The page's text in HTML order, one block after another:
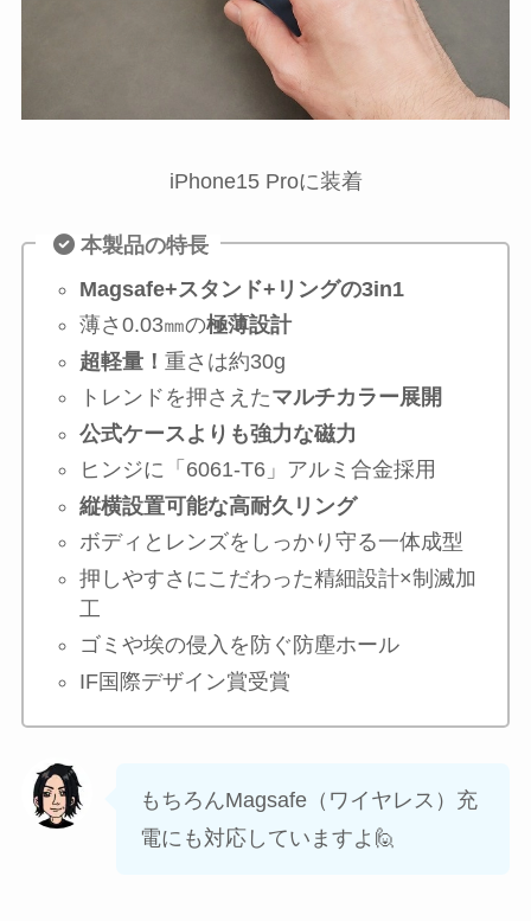
iPhone15 Proに装着
本製品の特長
Magsafe+スタンド+リングの3in1
薄さ0.03㎜の極薄設計
超軽量！ 重さは約30g
トレンドを押さえたマルチカラー展開
公式ケースよりも強力な磁力
ヒンジに「6061-T6」アルミ合金採用
縦横設置可能な高耐久リング
ボディとレンズをしっかり守る一体成型
押しやすさにこだわった精細設計×制滅加
工
ゴミや埃の侵入を防ぐ防塵ホール
IF国際デザイン賞受賞
もちろんMagsafe（ワイヤレス）充
電にも対応していますよ🙋